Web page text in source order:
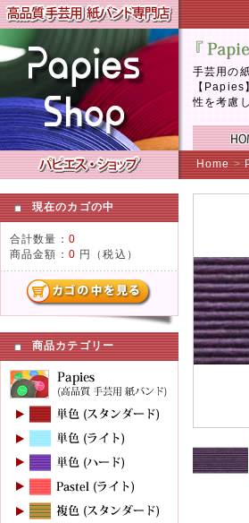
手芸用の
【Papies
性を考慮
Home >
現在のカゴの中
合計数量： 0
商品金額： 0 円（税込）
商品カテゴリー